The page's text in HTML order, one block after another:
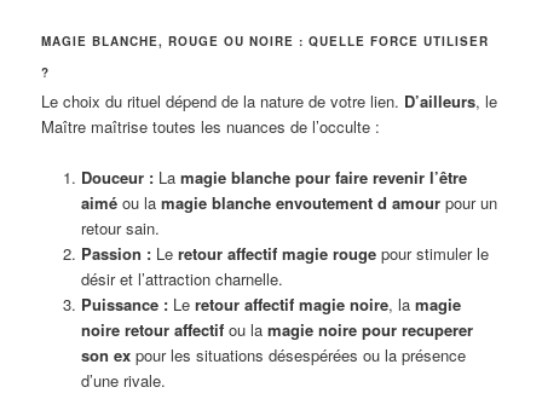
MAGIE BLANCHE, ROUGE OU NOIRE : QUELLE FORCE UTILISER
?
Le choix du rituel dépend de la nature de votre lien. D’ailleurs, le
Maître maîtrise toutes les nuances de l’occulte :
Douceur :La magie blanche pour faire revenir l’être
aiméou la magie blanche envoutement d amourpour un
retour sain.
Passion :Le retour affectif magie rougepour stimuler le
désir et l’attraction charnelle.
Puissance :Le retour affectif magie noire, la magie
noire retour affectifou la magie noire pour recuperer
son expour les situations désespérées ou la présence
d’une rivale.